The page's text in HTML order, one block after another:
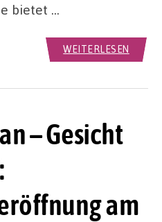
bietet …
WEITERLESEN
– Gesicht
am